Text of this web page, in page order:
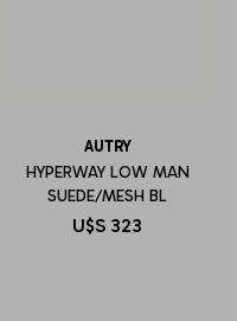
AUTRY
HYPERWAY LOW MAN
SUEDE/MESH BL
U$S 323